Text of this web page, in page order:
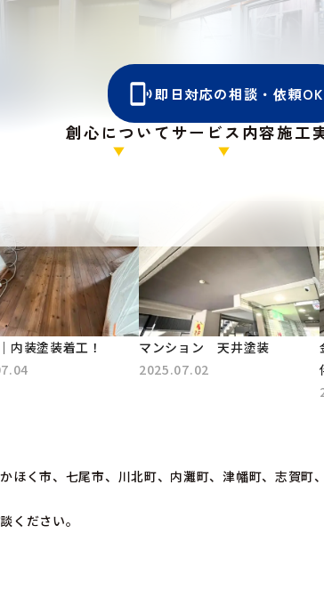
即日対応の相談・依頼OK
創心について サービス内容施工
｜銭湯 改装工事に伴 金沢市｜古民家 天井・各所
枠・木巾木塗装
内装塗装着工！
マンション 天井塗装
2025.07.02
ほく市、七尾市、川北町、内灘町、津幡町、志賀町
ください。